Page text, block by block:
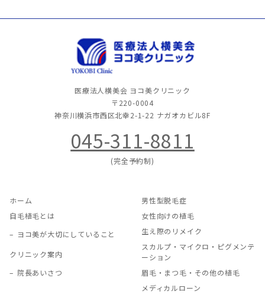
医療法人横美会 ヨコ美クリニック
〒220-0004
神奈川横浜市西区北幸2-1-22 ナガオカビル8F
045-311-8811
(完全予約制)
ホーム
自毛植毛とは
ヨコ美が大切にしていること
クリニック案内
院長あいさつ
男性型脱毛症
女性向けの植毛
生え際のリメイク
スカルプ・マイクロ・ピグメンテ
ーション
眉毛・まつ毛・その他の植毛
メディカルローン